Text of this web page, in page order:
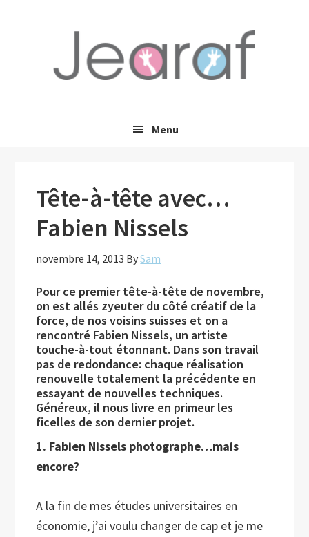
navigation
Menu
Tête-à-tête avec…
Fabien Nissels
novembre 14, 2013 BySam
Pour ce premier tête-à-tête de novembre,
on est allés zyeuter du côté créatif de la
force, de nos voisins suisses et on a
rencontré Fabien Nissels, un artiste
touche-à-tout étonnant. Dans son travail
pas de redondance: chaque réalisation
renouvelle totalement la précédente en
essayant de nouvelles techniques.
Généreux, il nous livre en primeur les
ficelles de son dernier projet.
1. Fabien Nissels photographe…mais
encore?
A la fin de mes études universitaires en
économie, j’ai voulu changer de cap et je me